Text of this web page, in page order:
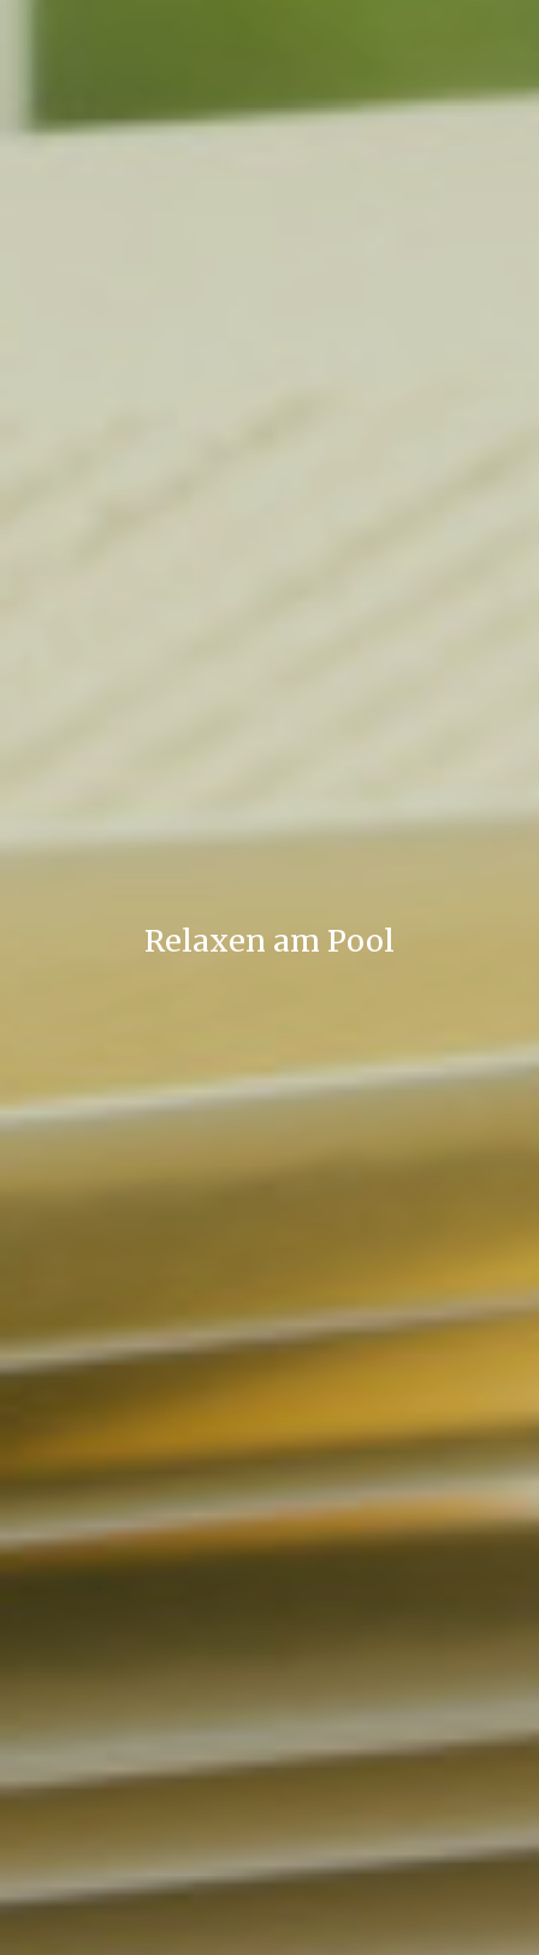
Relaxen am Pool